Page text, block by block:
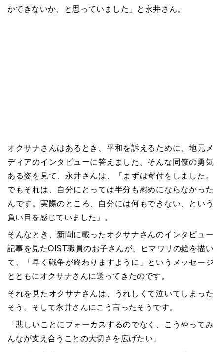
かできないか、と思っていました」と永井さん。
オクサナさんはあるとき、平和を訴えるために、地元メ
ディアのインタビューに答えました。そんな同僚の勇気
ある姿を見て、永井さんは、「まずは寄付をしました。
でもそれは、自分にとっては半分も慰めにならなかった
んです。実際のところ、自分には何もできない、という
負い目を感じていました」。
そんなとき、新聞に載ったオクサナさんのインタビュー
記事を見たOIST職員のお子さんが、ヒマワリの絵を描い
て、「早く戦争が終わりますように」というメッセージ
とともにオクサナさんに送ってきたのです。
それを見たオクサナさんは、うれしくて泣いてしまった
そう。そして永井さんにこう言ったそうです。
「悲しいことにフォーカスするのでなく、こうやってみ
んなが支え合うことの大切さを広げたい」